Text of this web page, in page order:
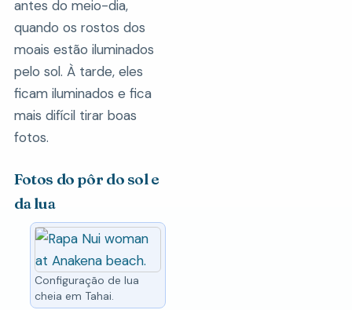
antes do meio-dia,
quando os rostos dos
moais estão iluminados
pelo sol. À tarde, eles
ficam iluminados e fica
mais difícil tirar boas
fotos.
Fotos do pôr do sol e
da lua
Configuração de lua
cheia em Tahai.